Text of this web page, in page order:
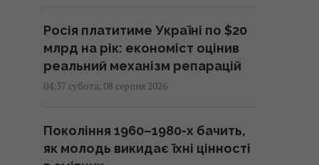
Росія платитиме Україні по $20
млрд на рік: економіст оцінив
реальний механізм репарацій
04:37 субота, 08 серпня 2026
Покоління 1960–1980-х бачить,
як молодь викидає їхні цінності